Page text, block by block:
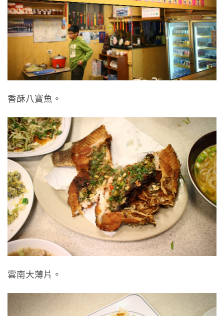
香酥八寶魚。
雲南大薄片。